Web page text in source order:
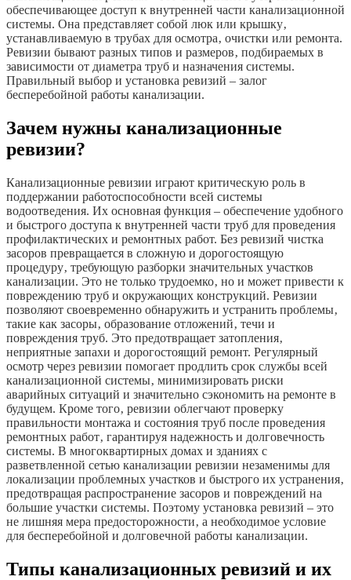
обеспечивающее доступ к внутренней части канализационной
системы. Она представляет собой люк или крышку‚
устанавливаемую в трубах для осмотра‚ очистки или ремонта.
Ревизии бывают разных типов и размеров‚ подбираемых в
зависимости от диаметра труб и назначения системы.
Правильный выбор и установка ревизий – залог
бесперебойной работы канализации.
Зачем нужны канализационные
ревизии?
Канализационные ревизии играют критическую роль в
поддержании работоспособности всей системы
водоотведения. Их основная функция – обеспечение удобного
и быстрого доступа к внутренней части труб для проведения
профилактических и ремонтных работ. Без ревизий чистка
засоров превращается в сложную и дорогостоящую
процедуру‚ требующую разборки значительных участков
канализации. Это не только трудоемко‚ но и может привести к
повреждению труб и окружающих конструкций. Ревизии
позволяют своевременно обнаружить и устранить проблемы‚
такие как засоры‚ образование отложений‚ течи и
повреждения труб. Это предотвращает затопления‚
неприятные запахи и дорогостоящий ремонт. Регулярный
осмотр через ревизии помогает продлить срок службы всей
канализационной системы‚ минимизировать риски
аварийных ситуаций и значительно сэкономить на ремонте в
будущем. Кроме того‚ ревизии облегчают проверку
правильности монтажа и состояния труб после проведения
ремонтных работ‚ гарантируя надежность и долговечность
системы. В многоквартирных домах и зданиях с
разветвленной сетью канализации ревизии незаменимы для
локализации проблемных участков и быстрого их устранения‚
предотвращая распространение засоров и повреждений на
большие участки системы. Поэтому установка ревизий – это
не лишняя мера предосторожности‚ а необходимое условие
для бесперебойной и долговечной работы канализации.
Типы канализационных ревизий и их